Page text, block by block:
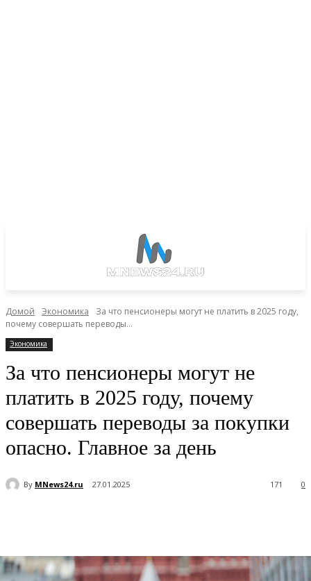
Домой Экономика
За что пенсионеры могут не платить в 2025 году,
почему совершать переводы...
Экономика
За что пенсионеры могут не
платить в 2025 году, почему
совершать переводы за покупки
опасно. Главное за день
By MNews24.ru 27.01.2025 0
171